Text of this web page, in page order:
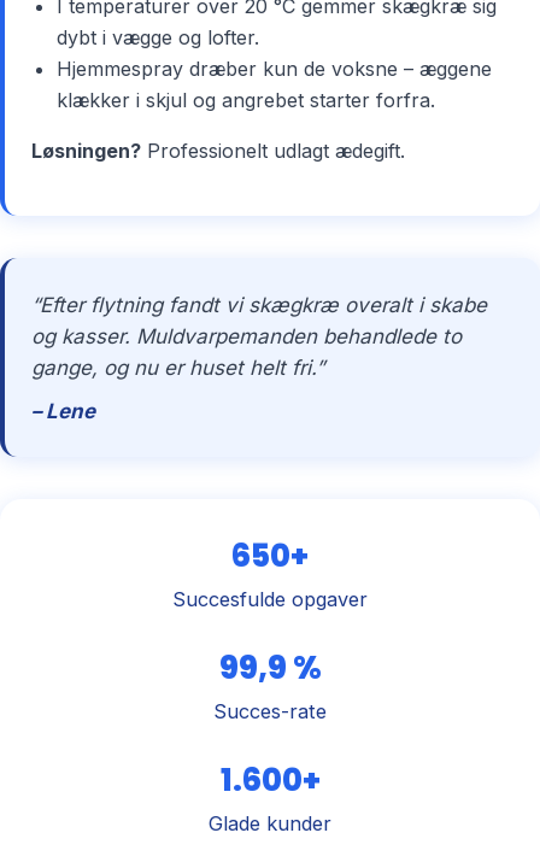
I temperaturer over 20 °C gemmer skægkræ sig
dybt i vægge og lofter.
Hjemmespray dræber kun de voksne – æggene
klækker i skjul og angrebet starter forfra.
Løsningen? Professionelt udlagt ædegift.
“Efter flytning fandt vi skægkræ overalt i skabe
og kasser. Muldvarpemanden behandlede to
gange, og nu er huset helt fri.”
– Lene
650+
Succesfulde opgaver
99,9 %
Succes-rate
1.600+
Glade kunder